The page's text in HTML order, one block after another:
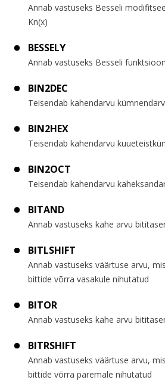
Annab vastuseks Besseli
Kn(x)
BESSELY
Annab vastuseks Besseli
BIN2DEC
Teisendab kahendarvu
BIN2HEX
Teisendab kahendarvu
BIN2OCT
Teisendab kahendarvu
BITAND
Annab vastuseks kahe arvu
BITLSHIFT
Annab vastuseks väärtuse arvu,
bittide võrra vasakule nihutatud
BITOR
Annab vastuseks kahe arvu
BITRSHIFT
Annab vastuseks väärtuse arvu,
bittide võrra paremale nihutatud